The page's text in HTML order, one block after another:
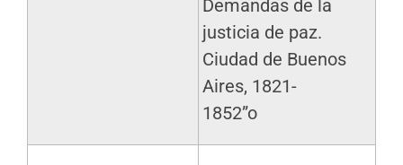
Demandas de la
justicia de paz.
Ciudad de Buenos
Aires, 1821-
1852”o